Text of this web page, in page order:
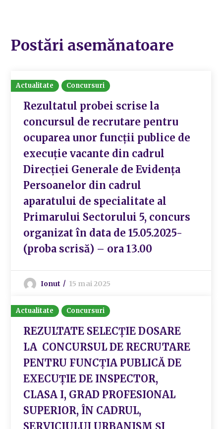
Postări asemănatoare
Actualitate Concursuri
Rezultatul probei scrise la
concursul de recrutare pentru
ocuparea unor funcții publice de
execuție vacante din cadrul
Direcției Generale de Evidența
Persoanelor din cadrul
aparatului de specialitate al
Primarului Sectorului 5, concurs
organizat în data de 15.05.2025-
(proba scrisă) – ora 13.00
Ionut 15 mai 2025
Actualitate Concursuri
REZULTATE SELECȚIE DOSARE
LA CONCURSUL DE RECRUTARE
PENTRU FUNCȚIA PUBLICĂ DE
EXECUȚIE DE INSPECTOR,
CLASA I, GRAD PROFESIONAL
SUPERIOR, ÎN CADRUL,
SERVICIULUI URBANISM ȘI